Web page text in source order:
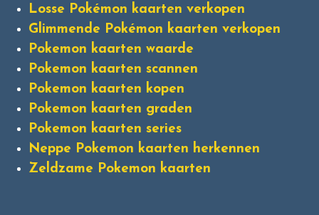
Losse Pokémon kaarten verkopen
Glimmende Pokémon kaarten verkopen
Pokemon kaarten waarde
Pokemon kaarten scannen
Pokemon kaarten kopen
Pokemon kaarten graden
Pokemon kaarten series
Neppe Pokemon kaarten herkennen
Zeldzame Pokemon kaarten